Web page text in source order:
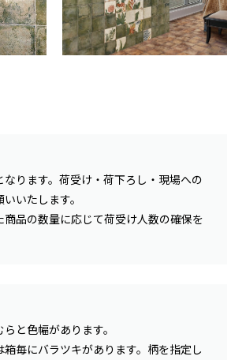
なります。荷受け・荷下ろし・現場への
いたします。
商品の数量に応じて荷受け人数の確保を
と色幅があります。
毎にバラツキがあります。柄を指定し